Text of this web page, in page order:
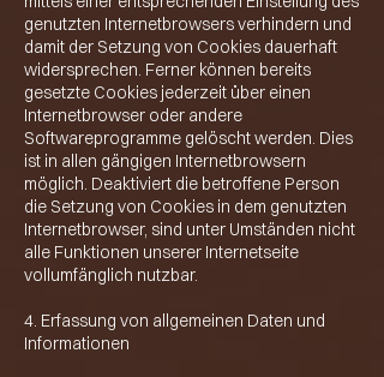
genutzten Internetbrowsers verhindern und
damit der Setzung von Cookies dauerhaft
widersprechen. Ferner können bereits
gesetzte Cookies jederzeit über einen
Internetbrowser oder andere
Softwareprogramme gelöscht werden. Dies
ist in allen gängigen Internetbrowsern
möglich. Deaktiviert die betroffene Person
die Setzung von Cookies in dem genutzten
Internetbrowser, sind unter Umständen nicht
alle Funktionen unserer Internetseite
vollumfänglich nutzbar.
4. Erfassung von allgemeinen Daten und
Informationen